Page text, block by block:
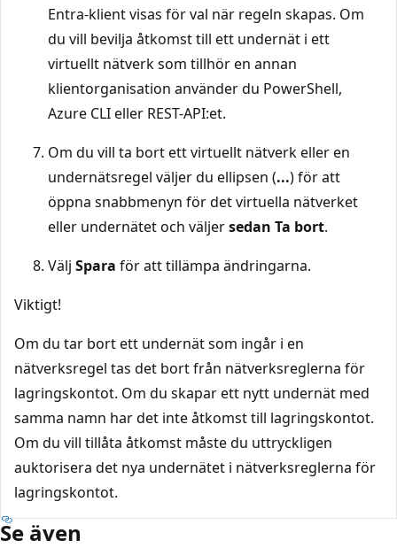
Entra-klient visas för val när regeln skapas. Om
du vill bevilja åtkomst till ett undernät i ett
virtuellt nätverk som tillhör en annan
klientorganisation använder du PowerShell,
Azure CLI eller REST-API:et.
Om du vill ta bort ett virtuellt nätverk eller en
undernätsregel väljer du ellipsen (...) för att
öppna snabbmenyn för det virtuella nätverket
eller undernätet och väljersedan Ta bort.
Välj Spara för att tillämpa ändringarna.
Viktigt!
Om du tar bort ett undernät som ingår i en
nätverksregel tas det bort från nätverksreglerna för
lagringskontot. Om du skapar ett nytt undernät med
samma namn har det inte åtkomst till lagringskontot.
Om du vill tillåta åtkomst måste du uttryckligen
auktorisera det nya undernätet i nätverksreglerna för
lagringskontot.
Se även